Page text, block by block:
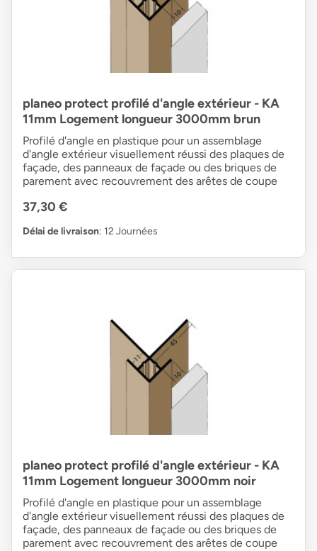
planeo protect profilé d'angle extérieur - KA
11mm Logement longueur 3000mm brun
Profilé d'angle en plastique pour un assemblage
d'angle extérieur visuellement réussi des plaques de
façade, des panneaux de façade ou des briques de
parement avec recouvrement des arêtes de coupe
37,30 €
Délai de livraison: 12 Journées
planeo protect profilé d'angle extérieur - KA
11mm Logement longueur 3000mm noir
Profilé d'angle en plastique pour un assemblage
d'angle extérieur visuellement réussi des plaques de
façade, des panneaux de façade ou des briques de
parement avec recouvrement des arêtes de coupe